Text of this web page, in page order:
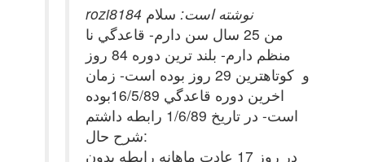
rozi8184 نوشته است: سلام
من 25 سال سن دارم- قاعدگي نا
منظم دارم- بلند ترين دوره 84 روز
و كوتاهترين 29 روز بوده است- زمان
اخرين دوره قاعدگي 16/5/89بوده
است- در تاريخ 1/6/89 رابطه داشتم
شرح حال:
در روز 17 عادت ماهانه رابطه بدون